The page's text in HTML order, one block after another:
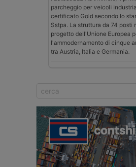
parcheggio per veicoli
certificato Gold secondo lo
Sstpa. La struttura da 74 posti
progetto dell'Unione Europea
l'ammodernamento di cinque
tra Austria, Italia e Germania.